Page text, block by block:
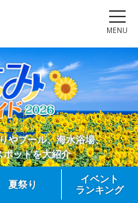
MENU
やプール、海水浴場、
ットを大紹介
夏祭り
イベント
ランキング